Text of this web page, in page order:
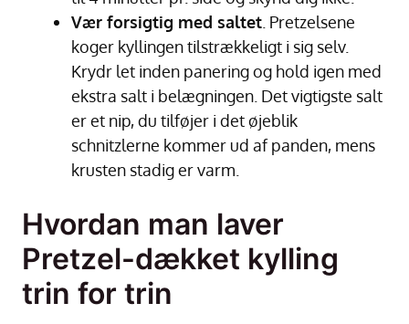
Vær forsigtig med saltet . Pretzelsene
koger kyllingen tilstrækkeligt i sig selv.
Krydr let inden panering og hold igen med
ekstra salt i belægningen. Det vigtigste salt
er et nip, du tilføjer i det øjeblik
schnitzlerne kommer ud af panden, mens
krusten stadig er varm.
Hvordan man laver
Pretzel-dækket kylling
trin for trin